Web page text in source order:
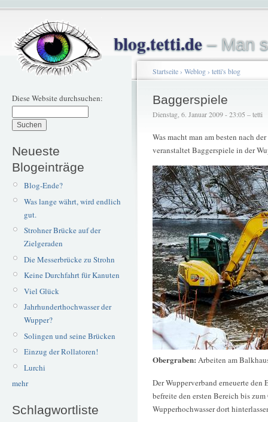
blog.tetti.de– Man
Diese Website durchsuchen:
Neueste
Blogeinträge
Blog-Ende?
Was lange währt, wird endlich
gut.
Strohner Brücke auf der
Zielgeraden
Die Messerbrücke zu Strohn
Keine Durchfahrt für Kanuten
Viel Glück
Jahrhunderthochwasser der
Wupper?
Solingen und seine Brücken
Einzug der Rollatoren!
Lurchi
mehr
Schlagwortliste
Startseite› Weblog› tetti's blog
Baggerspiele
Dienstag, 6. Januar 2009 - 23:05 – tetti
Was macht man am besten nach
veranstaltet Baggerspiele in der
Obergraben: Arbeiten am
Der Wupperverband erneuerte
befreite den ersten Bereich bis
Wupperhochwasser dort